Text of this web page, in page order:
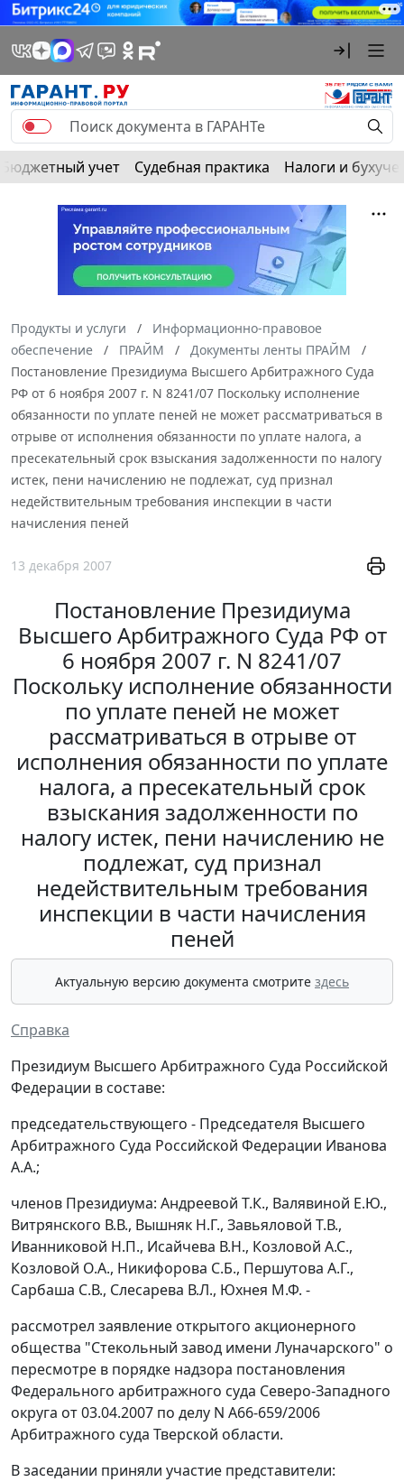
Бюджетный учет Судебная практика Налоги и
Продукты и услуги
Информационно-правовое
обеспечение
ПРАЙМ
Документы ленты ПРАЙМ
Постановление Президиума Высшего Арбитражного Суда
РФ от 6 ноября 2007 г. N 8241/07 Поскольку исполнение
обязанности по уплате пеней не может рассматриваться в
отрыве от исполнения обязанности по уплате налога, а
пресекательный срок взыскания задолженности по налогу
истек, пени начислению не подлежат, суд признал
недействительным требования инспекции в части
начисления пеней
13 декабря 2007
Постановление Президиума
Высшего Арбитражного Суда РФ от
6 ноября 2007 г. N 8241/07
Поскольку исполнение обязанности
по уплате пеней не может
рассматриваться в отрыве от
исполнения обязанности по уплате
налога, а пресекательный срок
взыскания задолженности по
налогу истек, пени начислению не
подлежат, суд признал
недействительным требования
инспекции в части начисления
пеней
Актуальную версию документа смотрите здесь
Справка
Президиум Высшего Арбитражного Суда Российской
Федерации в составе:
председательствующего - Председателя Высшего
Арбитражного Суда Российской Федерации Иванова
А.А.;
членов Президиума: Андреевой Т.К., Валявиной Е.Ю.,
Витрянского В.В., Вышняк Н.Г., Завьяловой Т.В.,
Иванниковой Н.П., Исайчева В.Н., Козловой А.С.,
Козловой О.А., Никифорова С.Б., Першутова А.Г.,
Сарбаша С.В., Слесарева В.Л., Юхнея М.Ф. -
рассмотрел заявление открытого акционерного
общества "Стекольный завод имени Луначарского" о
пересмотре в порядке надзора постановления
Федерального арбитражного суда Северо-Западного
округа от 03.04.2007 по делу N А66-659/2006
Арбитражного суда Тверской области.
В заседании приняли участие представители: